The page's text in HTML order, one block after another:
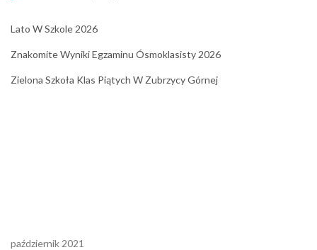
Lato W Szkole 2026
Znakomite Wyniki Egzaminu Ósmoklasisty 2026
Zielona Szkoła Klas Piątych W Zubrzycy Górnej
październik 2021